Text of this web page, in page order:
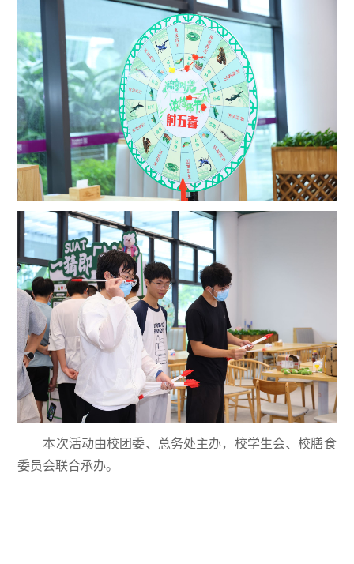
本次活动由校团委、总务处主办，校学生会、校膳食
委员会联合承办。